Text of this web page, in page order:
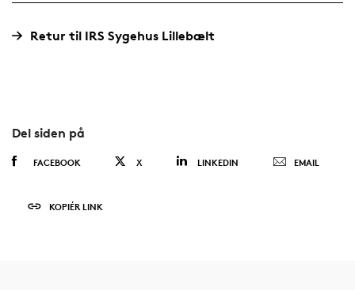
Retur til IRS Sygehus Lillebælt
Del siden på
FACEBOOK X LINKEDIN EMAIL
KOPIÉR LINK